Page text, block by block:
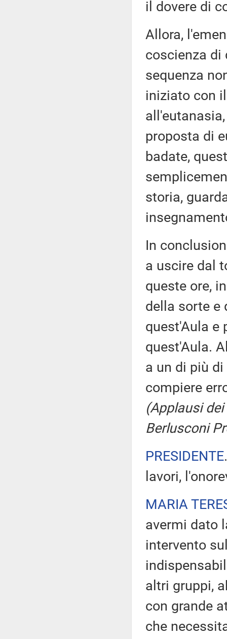
il dovere di
Allora,
coscienza di
sequenza
iniziato con
proposta di
badate,
storia,
In
a uscire dal
queste ore,
della sorte e
quest'Aula e
quest'Aula.
a un di più
compiere
(Applausi
Berlusconi
PRESIDENTE
lavori,
MARIA
avermi dato
intervento
altri gruppi,
con grande
che